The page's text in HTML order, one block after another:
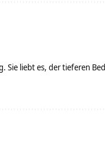
liebt es, der tieferen